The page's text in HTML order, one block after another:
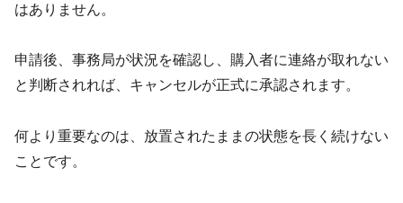
はありません。
申請後、事務局が状況を確認し、購入者に連絡が取れない
と判断されれば、キャンセルが正式に承認されます。
何より重要なのは、放置されたままの状態を長く続けない
ことです。